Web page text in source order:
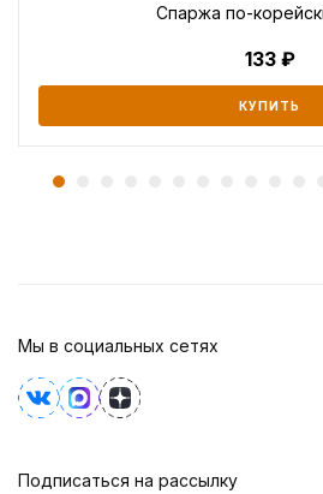
Спаржа по-
133
КУПИТЬ
Мы в социальных сетях
Подписаться на рассылку